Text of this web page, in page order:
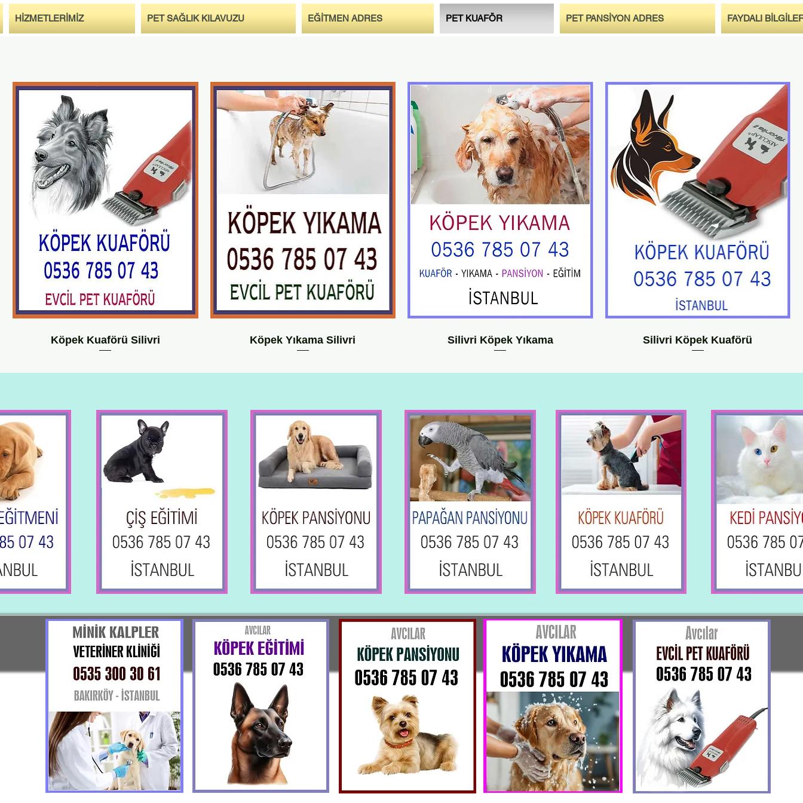
HİZMETLERİMİZ PET SAĞLIK KILAVUZU EĞİTMEN ADRES PET KUAFÖR PET PANSİYON ADRES FAYDALI
Köpek Kuaförü Silivri Köpek Yıkama Silivri Silivri Köpek Yıkama Silivri Köpek Kuaförü